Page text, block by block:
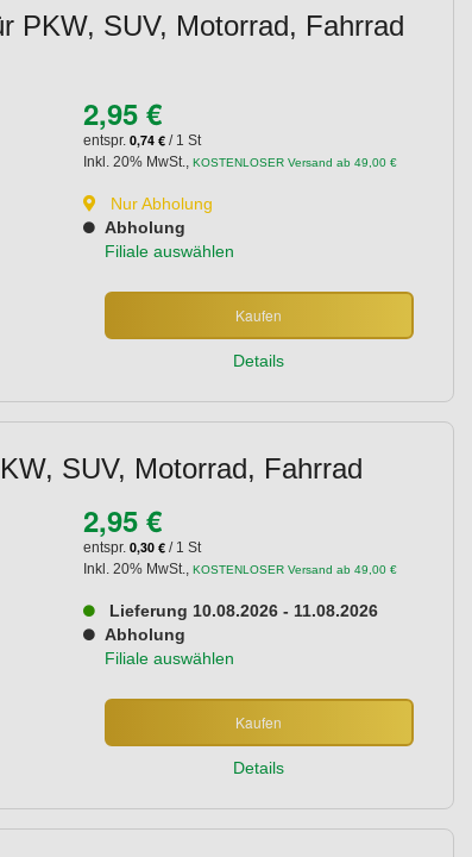
PKW, SUV, Motorrad, Fahrrad
2,95 €
entspr.0,74 € / 1 St
Inkl. 20% MwSt.,KOSTENLOSER Versand ab 49,00 €
Nur Abholung
Abholung
Filiale auswählen
Kaufen
Details
SUV, Motorrad, Fahrrad
2,95 €
entspr.0,30 € / 1 St
Inkl. 20% MwSt.,KOSTENLOSER Versand ab 49,00 €
Lieferung 10.08.2026 - 11.08.2026
Abholung
Filiale auswählen
Kaufen
Details